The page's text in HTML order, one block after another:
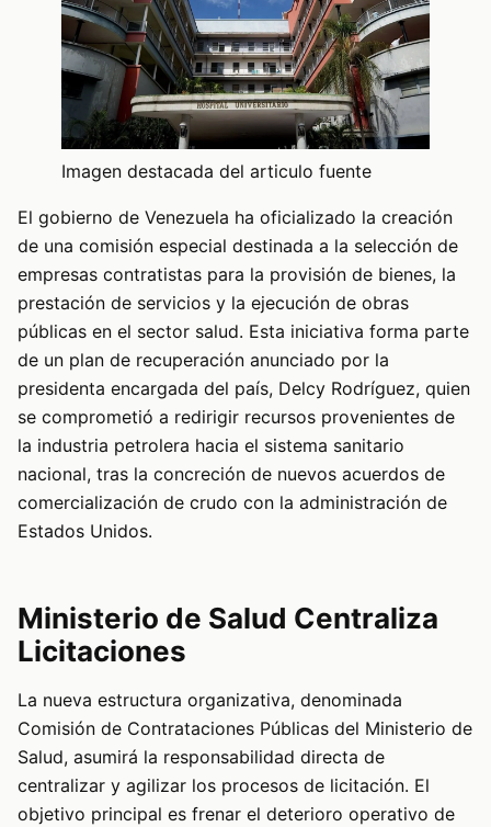
Imagen destacada del articulo fuente
El gobierno de Venezuela ha oficializado la creación
de una comisión especial destinada a la selección de
empresas contratistas para la provisión de bienes, la
prestación de servicios y la ejecución de obras
públicas en el sector salud. Esta iniciativa forma parte
de un plan de recuperación anunciado por la
presidenta encargada del país, Delcy Rodríguez, quien
se comprometió a redirigir recursos provenientes de
la industria petrolera hacia el sistema sanitario
nacional, tras la concreción de nuevos acuerdos de
comercialización de crudo con la administración de
Estados Unidos.
Ministerio de Salud Centraliza
Licitaciones
La nueva estructura organizativa, denominada
Comisión de Contrataciones Públicas del Ministerio de
Salud, asumirá la responsabilidad directa de
centralizar y agilizar los procesos de licitación. El
objetivo principal es frenar el deterioro operativo de